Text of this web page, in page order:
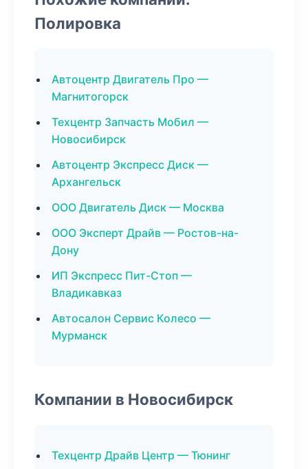
Полировка
Автоцентр Двигатель Про —
Магнитогорск
Техцентр Запчасть Мобил —
Новосибирск
Автоцентр Экспресс Диск —
Архангельск
ООО Двигатель Диск — Москва
ООО Эксперт Драйв — Ростов-на-
Дону
ИП Экспресс Пит-Стоп —
Владикавказ
Автосалон Сервис Колесо —
Мурманск
Компании в Новосибирск
Техцентр Драйв Центр — Тюнинг